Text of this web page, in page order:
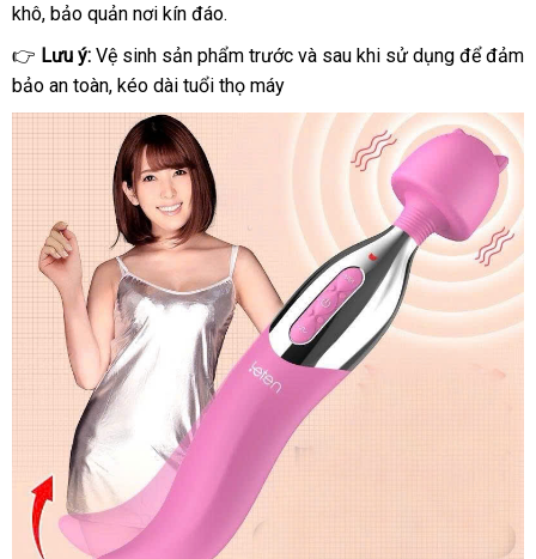
khô, bảo quản nơi kín đáo.
👉 Lưu ý: Vệ sinh sản phẩm trước và sau khi sử dụng để đảm
bảo an toàn, kéo dài tuổi thọ máy